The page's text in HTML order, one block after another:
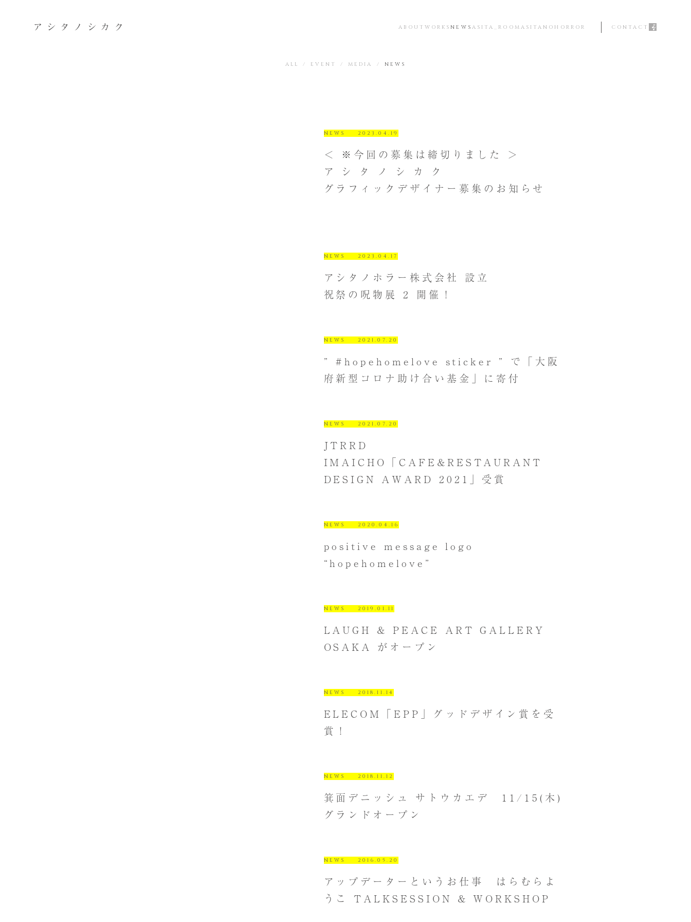
ABOUT WORKS NEWS ASITA_ROOM ASITANOHORROR CONTACT
ALL EVENT MEDIA NEWS
NEWS 2023.04.19
＜ ※今回の募集は締切りました ＞
ア シ タ ノ シ カ ク
グラフィックデザイナー募集のお知らせ
NEWS 2023.04.17
アシタノホラー株式会社 設立
祝祭の呪物展 2 開催！
NEWS 2021.07.20
” #hopehomelove sticker ” で「大阪
府新型コロナ助け合い基金」に寄付
NEWS 2021.07.20
JTRRD
IMAICHO「CAFE&RESTAURANT
DESIGN AWARD 2021」受賞
NEWS 2020.04.16
positive message logo
“hopehomelove”
NEWS 2019.01.11
LAUGH & PEACE ART GALLERY
OSAKA がオープン
NEWS 2018.11.14
ELECOM「EPP」グッドデザイン賞を受
賞！
NEWS 2018.11.12
箕面デニッシュ サトウカエデ 11/15(木)
グランドオープン
NEWS 2016.05.20
アップデーターというお仕事 はらむらよ
うこ TALKSESSION & WORKSHOP